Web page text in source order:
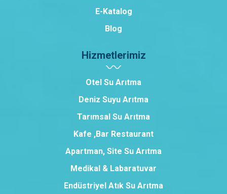
E-Katalog
Blog
Hizmetlerimiz
Otel Su Arıtma
Deniz Suyu Arıtma
Tarımsal Su Arıtma
Kafe ,Bar Restaurant
Apartman, Site Su Arıtma
Medikal & Labaratuvar
Endüstriyel Atık Su Arıtma